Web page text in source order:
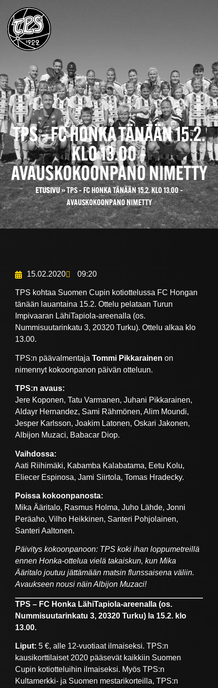
TPS – FC HONKA TÄNÄÄN 15.2.
KLO 13.00 –
AVAUSKOKOONPANO NIMETTY
ETUSIVU»TPS – FC HONKA TÄNÄÄN 15.2. KLO 13.00 –
AVAUSKOKOONPANO NIMETTY
15.02.2020 09:20
TPS kohtaa Suomen Cupin kotiottelussa FC Hongan
tänään lauantaina 15.2. Ottelu pelataan Turun
Impivaaran LähiTapiola-areenalla (os.
Nummisuutarinkatu 3, 20320 Turku). Ottelu alkaa klo
13.00.
TPS:n päävalmentajaTommi Pikkarainen on
nimennyt kokoonpanon päivän otteluun.
TPS:n avaus:
Jere Koponen, Tatu Varmanen, Juhani Pikkarainen,
Aldayr Hernandez, Sami Rähmönen, Alim Moundi,
Jesper Karlsson, Joakim Latonen, Oskari Jakonen,
Albijon Muzaci, Babacar Diop.
Vaihdossa:
Aati Riihimäki, Kabamba Kalabatama, Eetu Kolu,
Eliecer Espinosa, Jami Siirtola, Tomas Hradecky.
Poissa kokoonpanosta:
Mika Ääritalo, Rasmus Holma, Juho Lähde, Jonni
Peräaho, Vilho Heikkinen, Santeri Pohjolainen,
Santeri Aaltonen.
Päivitys kokoonpanoon: TPS koki ihan loppumetreillä
ennen Honka-ottelua vielä takaiskun, kun Mika
Ääritalo joutuu jättämään matsin flunssaisena väliin.
Avaukseen nousi näin Albijon Muzaci!
TPS – FC Honka LähiTapiola-areenalla (os.
Nummisuutarinkatu 3, 20320 Turku) la 15.2. klo
13.00.
Liput: 5 €, alle 12-vuotiaat ilmaiseksi. TPS:n
kausikorttilaiset 2020 pääsevät kaikkiin Suomen
Cupin kotiotteluihin ilmaiseksi. Myös TPS:n
Kultamerkki- ja Suomen mestarikorteilla, TPS:n